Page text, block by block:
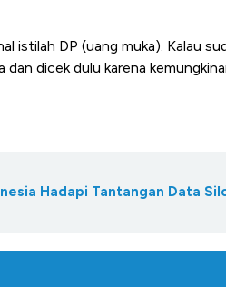
istilah DP (uang muka). Kalau
dicek dulu karena
Hadapi Tantangan Data